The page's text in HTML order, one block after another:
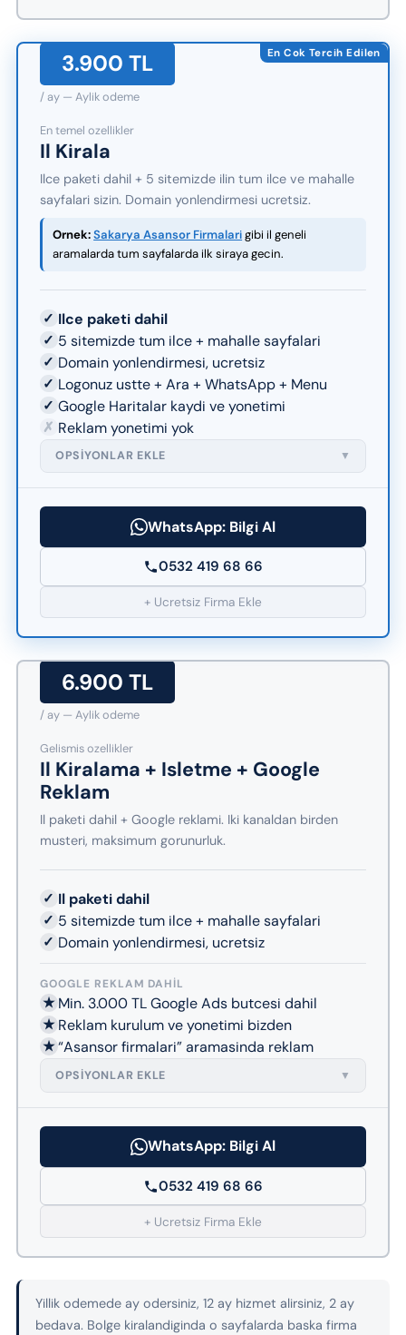
En Cok Tercih Edilen
3.900 TL
/ ay — Aylik odeme
En temel ozellikler
Il Kirala
Ilce paketi dahil + 5 sitemizde ilin tum ilce ve mahalle
sayfalari sizin. Domain yonlendirmesi ucretsiz.
Ornek:Sakarya Asansor Firmalarigibi il geneli
aramalarda tum sayfalarda ilk siraya gecin.
✓ Ilce paketi dahil
✓ 5 sitemizde tum ilce + mahalle sayfalari
✓ Domain yonlendirmesi, ucretsiz
✓ Logonuz ustte + Ara + WhatsApp + Menu
✓ Google Haritalar kaydi ve yonetimi
✗ Reklam yonetimi yok
OPSIYONLAR EKLE ▼
WhatsApp: Bilgi Al
0532 419 68 66
+ Ucretsiz Firma Ekle
6.900 TL
/ ay — Aylik odeme
Gelismis ozellikler
Il Kiralama + Isletme + Google
Reklam
Il paketi dahil + Google reklami. Iki kanaldan birden
musteri, maksimum gorunurluk.
✓ Il paketi dahil
✓ 5 sitemizde tum ilce + mahalle sayfalari
✓ Domain yonlendirmesi, ucretsiz
GOOGLE REKLAM DAHIL
★ Min. 3.000 TL Google Ads butcesi dahil
★ Reklam kurulum ve yonetimi bizden
★“Asansor firmalari” aramasinda reklam
OPSIYONLAR EKLE ▼
WhatsApp: Bilgi Al
0532 419 68 66
+ Ucretsiz Firma Ekle
Yillik odemede ay odersiniz, 12 ay hizmet alirsiniz, 2 ay
bedava. Bolge kiralandiginda o sayfalarda baska firma